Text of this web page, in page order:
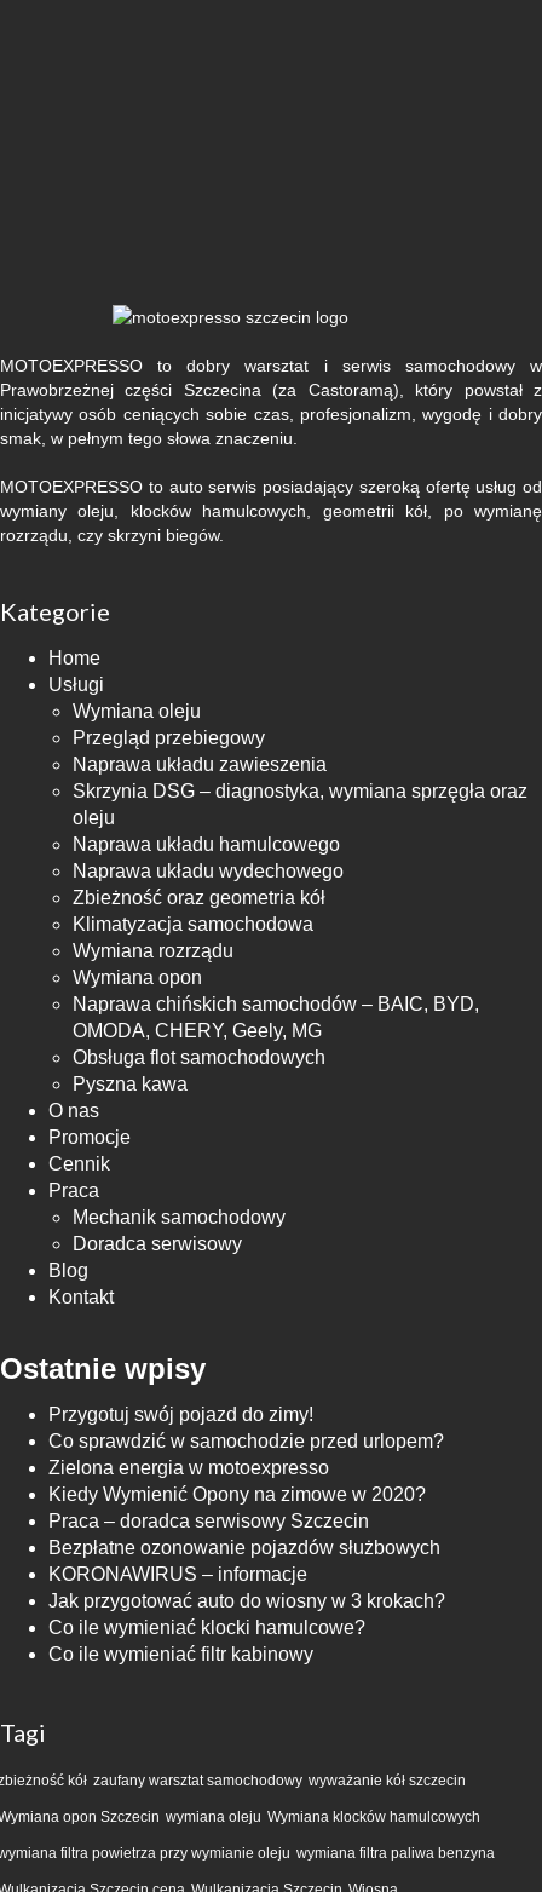
MOTOEXPRESSO to dobry warsztat i serwis samochodowy w
Prawobrzeżnej części Szczecina (za Castoramą), który powstał z
inicjatywy osób ceniących sobie czas, profesjonalizm, wygodę i dobry
smak, w pełnym tego słowa znaczeniu.
MOTOEXPRESSO to auto serwis posiadający szeroką ofertę usług od
wymiany oleju, klocków hamulcowych, geometrii kół, po wymianę
rozrządu, czy skrzyni biegów.
Kategorie
Home
Usługi
Wymiana oleju
Przegląd przebiegowy
Naprawa układu zawieszenia
Skrzynia DSG – diagnostyka, wymiana sprzęgła oraz
oleju
Naprawa układu hamulcowego
Naprawa układu wydechowego
Zbieżność oraz geometria kół
Klimatyzacja samochodowa
Wymiana rozrządu
Wymiana opon
Naprawa chińskich samochodów – BAIC, BYD,
OMODA, CHERY, Geely, MG
Obsługa flot samochodowych
Pyszna kawa
O nas
Promocje
Cennik
Praca
Mechanik samochodowy
Doradca serwisowy
Blog
Kontakt
Ostatnie wpisy
Przygotuj swój pojazd do zimy!
Co sprawdzić w samochodzie przed urlopem?
Zielona energia w motoexpresso
Kiedy Wymienić Opony na zimowe w 2020?
Praca – doradca serwisowy Szczecin
Bezpłatne ozonowanie pojazdów służbowych
KORONAWIRUS – informacje
Jak przygotować auto do wiosny w 3 krokach?
Co ile wymieniać klocki hamulcowe?
Co ile wymieniać filtr kabinowy
Tagi
kół zaufany warsztat samochodowy wyważanie kół szczecin
opon Szczecin wymiana oleju Wymiana klocków hamulcowych
filtra powietrza przy wymianie oleju wymiana filtra paliwa benzyna